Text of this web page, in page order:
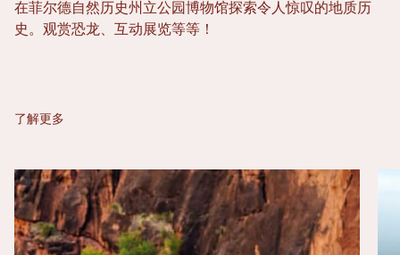
在菲尔德自然历史州立公园博物馆探索令人惊叹的地质历
史。观赏恐龙、互动展览等等！
了解更多